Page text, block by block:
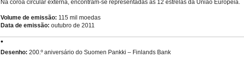
Na coroa circular externa, encontram-se representadas as 12 estrelas da União Europeia.
Volume de emissão: 115 mil moedas
Data de emissão: outubro de 2011
Desenho: 200.º aniversário do Suomen Pankki – Finlands Bank